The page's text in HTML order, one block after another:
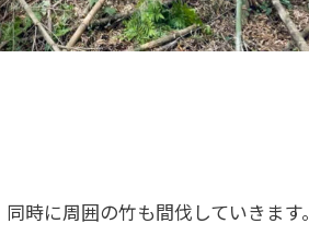
時に周囲の竹も間伐していきます。